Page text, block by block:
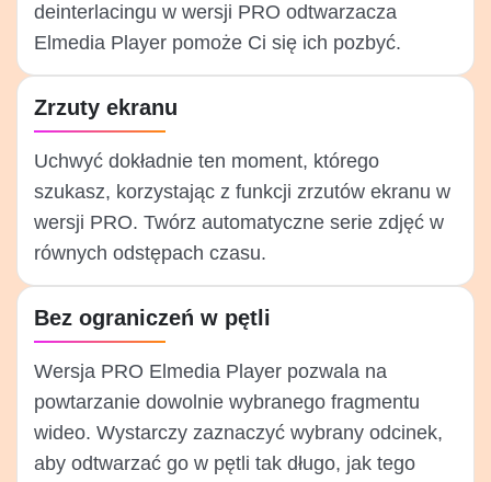
deinterlacingu w wersji PRO odtwarzacza
Elmedia Player pomoże Ci się ich pozbyć.
Zrzuty ekranu
Uchwyć dokładnie ten moment, którego
szukasz, korzystając z funkcji zrzutów ekranu w
wersji PRO. Twórz automatyczne serie zdjęć w
równych odstępach czasu.
Bez ograniczeń w pętli
Wersja PRO Elmedia Player pozwala na
powtarzanie dowolnie wybranego fragmentu
wideo. Wystarczy zaznaczyć wybrany odcinek,
aby odtwarzać go w pętli tak długo, jak tego